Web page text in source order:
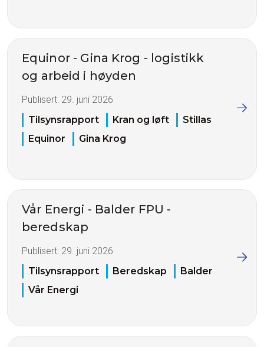
Equinor - Gina Krog - logistikk
og arbeid i høyden
Publisert: 29. juni 2026
Tilsynsrapport
Kran og løft
Stillas
Equinor
Gina Krog
Vår Energi - Balder FPU -
beredskap
Publisert: 29. juni 2026
Tilsynsrapport
Beredskap
Balder
Vår Energi